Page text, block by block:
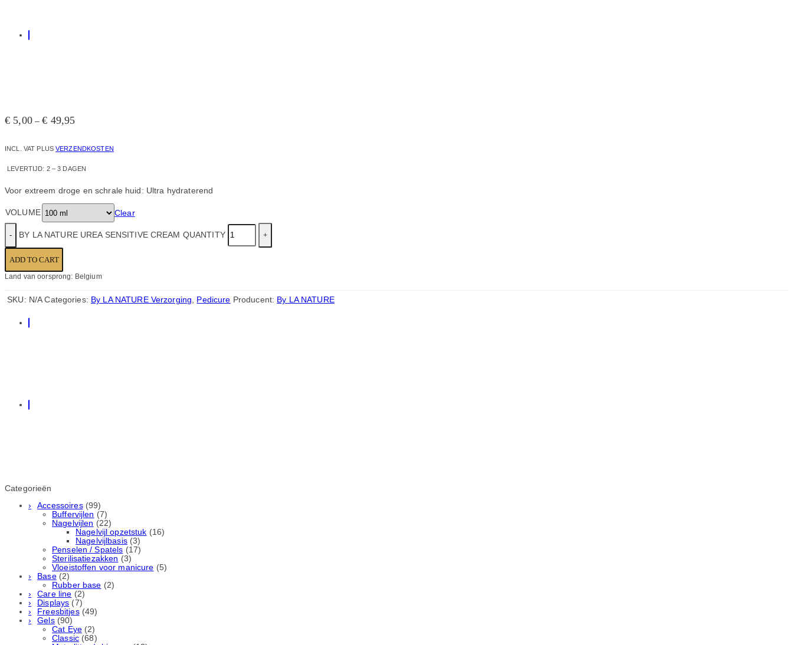
€ 5,00–€ 49,95
INCL. VAT PLUSVERZENDKOSTEN
LEVERTIJD: 2 – 3 DAGEN
Voor extreem droge en schrale huid: Ultra hydraterend
VOLUME Clear
BY LA NATURE UREA SENSITIVE CREAM QUANTITY
ADD TO CART
Land van oorsprong: Belgium
SKU: N/A Categories: By LA NATURE Verzorging, Pedicure Producent: By LA NATURE
Categorieën
Accessoires (99)
Buffervijlen (7)
Nagelvijlen (22)
Nagelvijl opzetstuk (16)
Nagelvijlbasis (3)
Penselen / Spatels (17)
Sterilisatiezakken (3)
Vloeistoffen voor manicure (5)
Base (2)
Rubber basе (2)
Care line (2)
Displays (7)
Freesbitjes (49)
Gels (90)
Cat Eye (2)
Classic (68)